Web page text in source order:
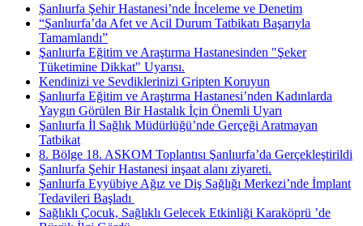
Şanlıurfa Şehir Hastanesi’nde İnceleme ve Denetim
“Şanlıurfa’da Afet ve Acil Durum Tatbikatı Başarıyla
Tamamlandı”
Şanlıurfa Eğitim ve Araştırma Hastanesinden "Şeker
Tüketimine Dikkat" Uyarısı.
Kendinizi ve Sevdiklerinizi Gripten Koruyun
Şanlıurfa Eğitim ve Araştırma Hastanesi’nden Kadınlarda
Yaygın Görülen Bir Hastalık İçin Önemli Uyarı
Şanlıurfa İl Sağlık Müdürlüğü’nde Gerçeği Aratmayan
Tatbikat
8. Bölge 18. ASKOM Toplantısı Şanlıurfa’da Gerçekleştirildi
Şanlıurfa Şehir Hastanesi inşaat alanı ziyareti.
Şanlıurfa Eyyübiye Ağız ve Diş Sağlığı Merkezi’nde İmplant
Tedavileri Başladı ​
Sağlıklı Çocuk, Sağlıklı Gelecek Etkinliği Karaköprü ’de